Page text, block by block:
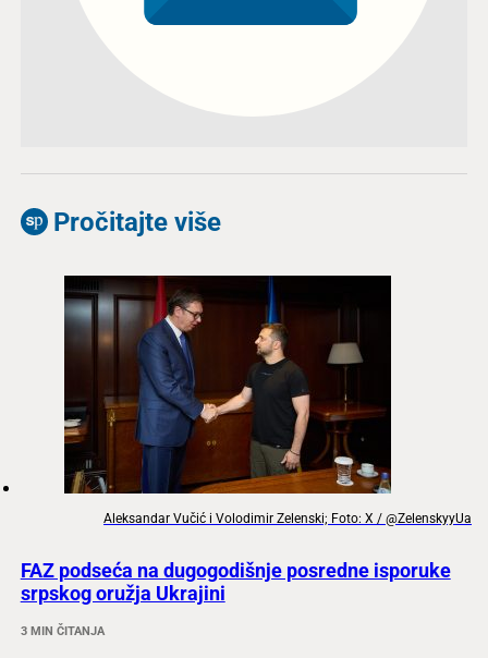
Pročitajte više
Aleksandar Vučić i Volodimir Zelenski; Foto: X / @ZelenskyyUa
FAZ podseća na dugogodišnje posredne isporuke
srpskog oružja Ukrajini
3 MIN ČITANJA